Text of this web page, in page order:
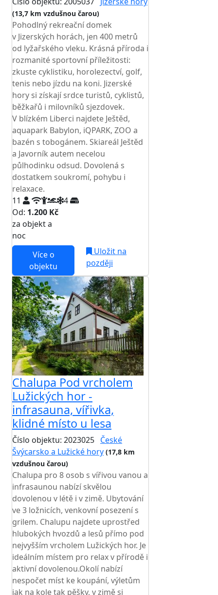
(13,7 km vzdušnou čarou)
Pohodlný rekreační domek
v Jizerských horách, jen 400 metrů
od lyžařského vleku. Krásná příroda i
rozmanité sportovní příležitosti:
zkuste cyklistiku, horolezectví, golf,
tenis nebo jízdu na koni. Jizerské
hory si získají srdce turistů, cyklistů,
běžkařů i milovníků sjezdovek.
V blízkém Liberci najdete Ještěd,
aquapark Babylon, iQPARK, ZOO a
bazén s tobogánem. Skiareál Ještěd
a Javorník autem necelou
půlhodinku odsud. Dovolená s
dostatkem soukromí, pohybu i
relaxace.
11
4
Od: 1.200 Kč
za objekt a
noc
Více o
objektu
Uložit na
později
Chalupa Pod vrcholem
Lužických hor -
infrasauna, vířivka,
klidné místo u lesa
Číslo objektu: 2023025 České
Švýcarsko a Lužické hory (17,8 km
vzdušnou čarou)
Chalupa pro 8 osob s vířivou vanou a
infrasaunou nabízí skvělou
dovolenou v létě i v zimě. Ubytování
ve 3 ložnicích, venkovní posezení s
grilem. Chalupu najdete uprostřed
hlubokých hvozdů a lesů přímo pod
nejvyšším vrcholem Lužických hor. Je
ideálním místem pro relax v přírodě i
aktivní dovolenou.Okolí nabízí
nespočet míst ke koupání, výletům
jak na kole tak pěšky, v zimě si